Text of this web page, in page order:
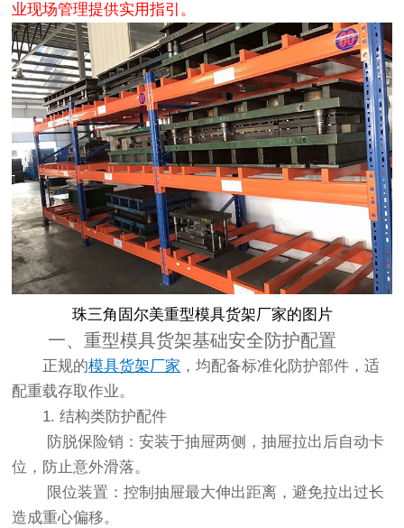
业现场管理提供实用指引。
珠三角固尔美重型模具货架厂家的图片
一、重型模具货架基础安全防护配置
正规的模具货架厂家 ，均配备标准化防护部件，适
配重载存取作业。
1. 结构类防护配件
防脱保险销：安装于抽屉两侧，抽屉拉出后自动卡
位，防止意外滑落。
限位装置：控制抽屉最大伸出距离，避免拉出过长
造成重心偏移。